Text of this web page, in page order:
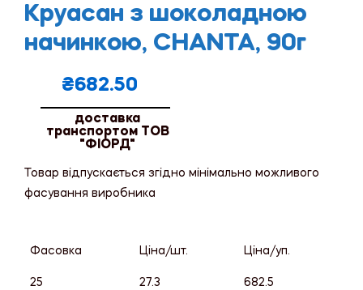
Круасан з шоколадною
начинкою, CHANTA, 90г
₴682.50
доставка
транспортом ТОВ
"ФІОРД"
Товар відпускається згідно мінімально можливого
фасування виробника
Фасовка Ціна/шт. Ціна/уп.
25 27.3 682.5